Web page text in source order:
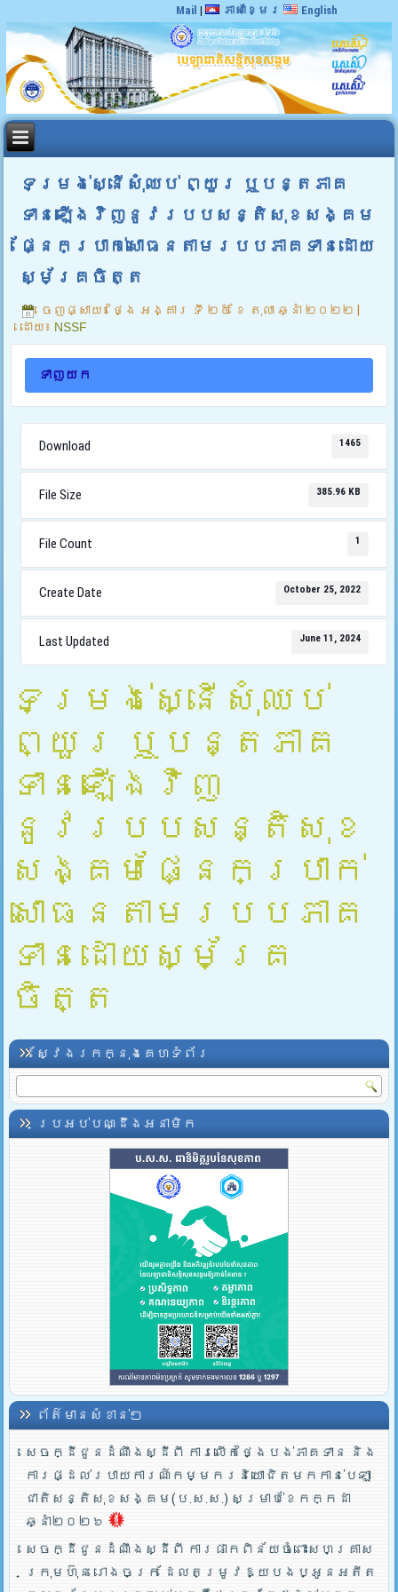
Mail | ភាសាខ្មែរ English
ទម្រង់ស្នើសុំឈប់ ព្យួរ ឬបន្តភាគ
ទានឡើងវិញនូវរបបសន្តិសុខសង្គម
ផ្នែកប្រាក់សោធនតាមរបបភាគទានដោយ
ស្ម័គ្រចិត្ត
ចេញផ្សាយ៖ ថ្ងៃ អង្គារ ទី ២៥ ខែ តុលា ឆ្នាំ ២០២២
ដោយ៖ NSSF
ទាញយក
Download 1465
File Size 385.96 KB
File Count 1
Create Date October 25, 2022
Last Updated June 11, 2024
ទម្រង់ស្នើសុំឈប់
ព្យួរ ឬបន្តភាគ
ទានឡើងវិញ
នូវរបបសន្តិសុខ
សង្គមផ្នែកប្រាក់
សោធនតាមរបបភាគ
ទានដោយស្ម័គ្រ
ចិត្ត
ស្វែងរកក្នុងគេហទំព័រ
ប្រអប់បណ្ដឹងអនាមិក
ព័ត៌មានសំខាន់ៗ
សេចក្ដីជូនដំណឹងស្ដីពី ការលើកថ្ងៃបង់ភាគទាន និង
ការផ្ដល់របាយការណ៍កម្មករនិយោជិតមកកាន់បេឡា
ជាតិសន្តិសុខសង្គម(ប.ស.ស.) សម្រាប់ខែកក្កដា
ឆ្នាំ២០២៦
សេចក្ដីជូនដំណឹងស្ដីពី ការផាកពិន័យចំពោះសហគ្រាស
ក្រុមហ៊ុន រោងចក្រ ដែលតម្រូវឱ្យបងប្អូនអតីត